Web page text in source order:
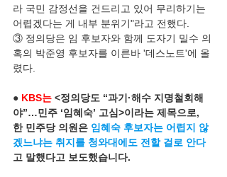
라 국민 감정선을 건드리고 있어 무리하기는
어렵겠다는 게 내부 분위기"라고 전했다.
③ 정의당은 임 후보자와 함께 도자기 밀수 의
혹의 박준영 후보자를 이른바 '데스노트'에 올
렸다.
● KBS는 <정의당도 “과기·해수 지명철회해
야”…민주 ‘임혜숙’ 고심>이라는 제목으로,
한 민주당 의원은 임혜숙 후보자는 어렵지 않
겠느냐는 취지를 청와대에도 전할 걸로 안다
고 말했다고 보도했습니다.